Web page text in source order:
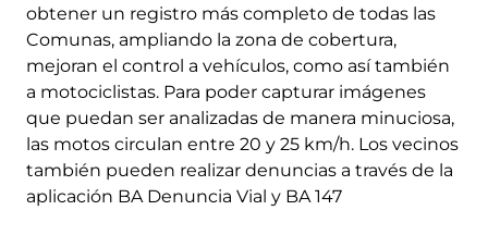
obtener un registro más completo de todas las
Comunas, ampliando la zona de cobertura,
mejoran el control a vehículos, como así también
a motociclistas. Para poder capturar imágenes
que puedan ser analizadas de manera minuciosa,
las motos circulan entre 20 y 25 km/h. Los vecinos
también pueden realizar denuncias a través de la
aplicación BA Denuncia Vial y BA 147